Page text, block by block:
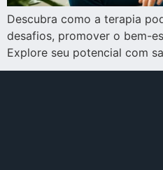
Descubra como a terapia
desafios, promover o bem-
Explore seu potencial com